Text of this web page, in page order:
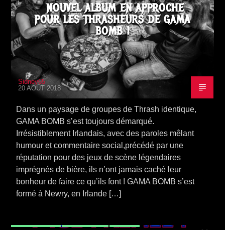
NOUVEL ALBUM EN APPROCHE
POUR LES THRASHEURS DE GAMA
BOMB !
Sidney65
20 AOÛT 2018
Dans un paysage de groupes de Thrash identique,
GAMA BOMB s’est toujours démarqué.
Irrésistiblement Irlandais, avec des paroles mêlant
humour et commentaire social,précédé par une
réputation pour des jeux de scène légendaires
imprégnés de bière, ils n’ont jamais caché leur
bonheur de faire ce qu’ils font ! GAMA BOMB s’est
formé à Newry, en Irlande […]